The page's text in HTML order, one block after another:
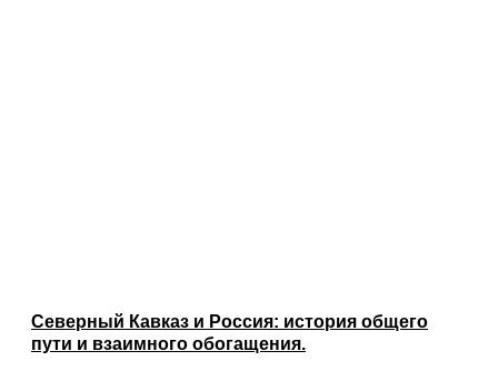
Северный Кавказ и Россия: история общего
пути и взаимного обогащения.